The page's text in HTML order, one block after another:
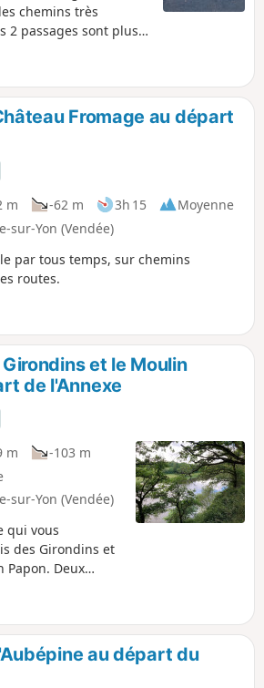
chemins très
2 passages sont plus
âgées. Prenez le
informations
Fromage au départ
m -62 m 3h 15
Moyenne
sur-Yon (Vendée)
par tous temps, sur chemins
routes.
et le Moulin
de l'Annexe
m
-103 m
sur-Yon (Vendée)
qui vous
des Girondins et
Papon. Deux
de la
du gué au
Voir
au départ du